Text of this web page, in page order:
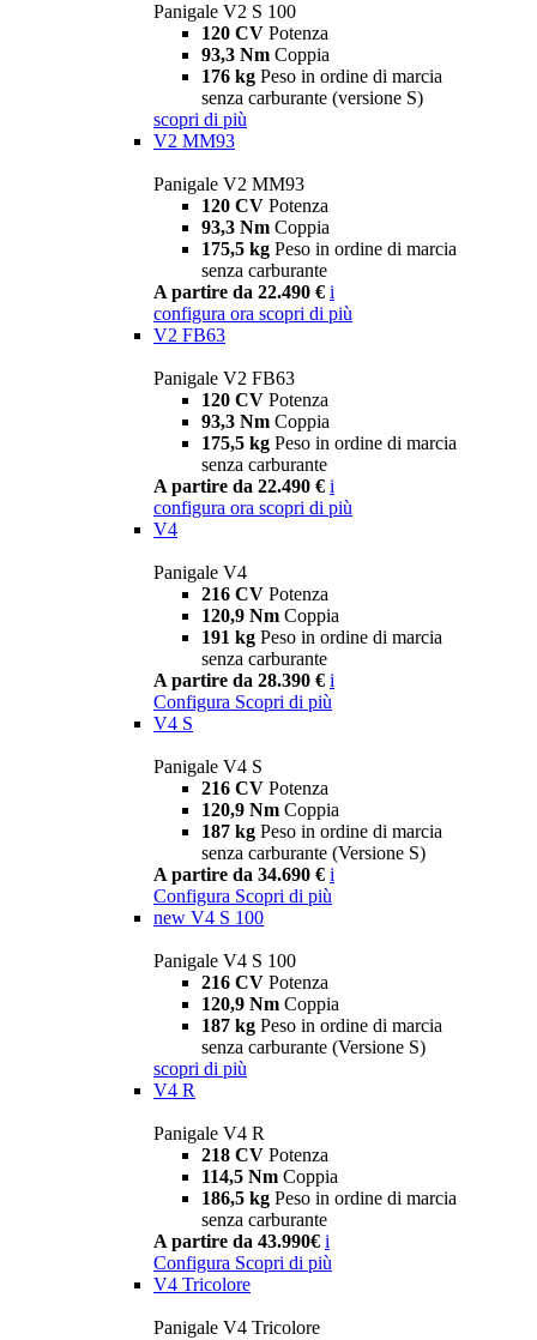
Panigale V2 S 100
120 CV Potenza
93,3 Nm Coppia
176 kg Peso in ordine di marcia
senza carburante (versione S)
scopri di più
V2 MM93
Panigale V2 MM93
120 CV Potenza
93,3 Nm Coppia
175,5 kg Peso in ordine di marcia
senza carburante
A partire da 22.490 € i
configura ora scopri di più
V2 FB63
Panigale V2 FB63
120 CV Potenza
93,3 Nm Coppia
175,5 kg Peso in ordine di marcia
senza carburante
A partire da 22.490 € i
configura ora scopri di più
V4
Panigale V4
216 CV Potenza
120,9 Nm Coppia
191 kg Peso in ordine di marcia
senza carburante
A partire da 28.390 € i
Configura Scopri di più
V4 S
Panigale V4 S
216 CV Potenza
120,9 Nm Coppia
187 kg Peso in ordine di marcia
senza carburante (Versione S)
A partire da 34.690 € i
Configura Scopri di più
new V4 S 100
Panigale V4 S 100
216 CV Potenza
120,9 Nm Coppia
187 kg Peso in ordine di marcia
senza carburante (Versione S)
scopri di più
V4 R
Panigale V4 R
218 CV Potenza
114,5 Nm Coppia
186,5 kg Peso in ordine di marcia
senza carburante
A partire da 43.990€ i
Configura Scopri di più
V4 Tricolore
Panigale V4 Tricolore